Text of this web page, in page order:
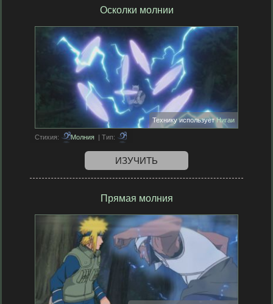
Осколки молнии
Технику используетНигаи
Стихия: Молния | Тип:
ИЗУЧИТЬ
Прямая молния